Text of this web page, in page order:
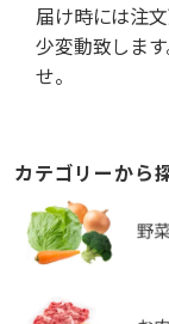
届け時には注
少変動致しま
せ。
カテゴリーから